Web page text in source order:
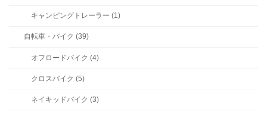
キャンピングトレーラー (1)
自転車・バイク (39)
オフロードバイク (4)
クロスバイク (5)
ネイキッドバイク (3)